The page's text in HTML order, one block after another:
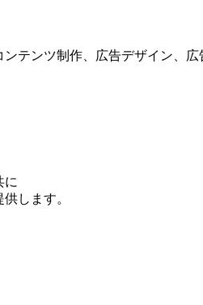
テンツ制作、広告デザイン、広
に
します。